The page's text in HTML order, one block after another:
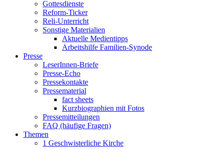
Gottesdienste
Reform-Ticker
Reli-Unterricht
Sonstige Materialien
Aktuelle Medientipps
Arbeitshilfe Familien-Synode
Presse
LeserInnen-Briefe
Presse-Echo
Pressekontakte
Pressematerial
fact sheets
Kurzbiographien mit Fotos
Pressemitteilungen
FAQ (häufige Fragen)
Themen
1 Geschwisterliche Kirche